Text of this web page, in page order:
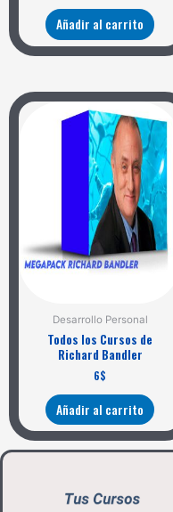
Añadir al carrito
Desarrollo Personal
Todos los Cursos de
Richard Bandler
6$
Añadir al carrito